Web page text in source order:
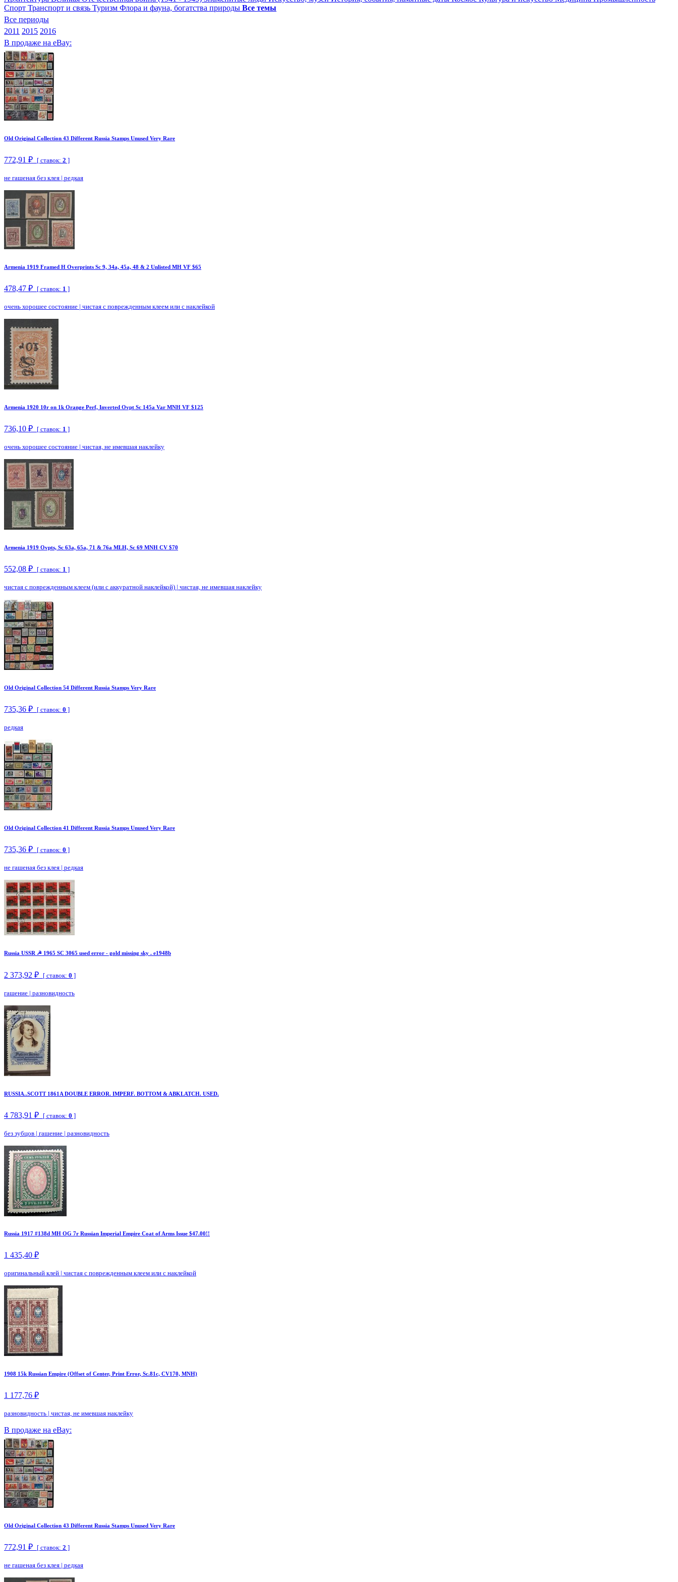
Спорт Транспорт и связь Туризм Флора и фауна, богатства природы Все темы
Все периоды
2011 2015 2016
В продаже на eBay:
Old Original Collection 43 Different Russia Stamps Unused Very Rare
772,91 ₽ [ ставок: 2 ]
не гашеная без клея | редкая
Armenia 1919 Framed H Overprints Sc 9, 34a, 45a, 48 & 2 Unlisted MH VF $65
478,47 ₽ [ ставок: 1 ]
очень хорошее состояние | чистая с поврежденным клеем или с наклейкой
Armenia 1920 10r on 1k Orange Perf, Inverted Ovpt Sc 145a Var MNH VF $125
736,10 ₽ [ ставок: 1 ]
очень хорошее состояние | чистая, не имевшая наклейку
Armenia 1919 Ovpts, Sc 63a, 65a, 71 & 76a MLH, Sc 69 MNH CV $70
552,08 ₽ [ ставок: 1 ]
чистая с поврежденным клеем (или с аккуратной наклейкой) | чистая, не имевшая наклейку
Old Original Collection 54 Different Russia Stamps Very Rare
735,36 ₽ [ ставок: 0 ]
редкая
Old Original Collection 41 Different Russia Stamps Unused Very Rare
735,36 ₽ [ ставок: 0 ]
не гашеная без клея | редкая
Russia USSR ☭ 1965 SC 3065 used error - gold missing sky . e1948b
2 373,92 ₽ [ ставок: 0 ]
гашение | разновидность
RUSSIA..SCOTT 1861A DOUBLE ERROR. IMPERF. BOTTOM & ABKLATCH. USED.
4 783,91 ₽ [ ставок: 0 ]
без зубцов | гашение | разновидность
Russia 1917 #138d MH OG 7r Russian Imperial Empire Coat of Arms Issue $47.00!!
1 435,40 ₽
оригинальный клей | чистая с поврежденным клеем или с наклейкой
1908 15k Russian Empire (Offset of Center, Print Error, Sc.81c, CV170, MNH)
1 177,76 ₽
разновидность | чистая, не имевшая наклейку
В продаже на eBay:
Old Original Collection 43 Different Russia Stamps Unused Very Rare
772,91 ₽ [ ставок: 2 ]
не гашеная без клея | редкая